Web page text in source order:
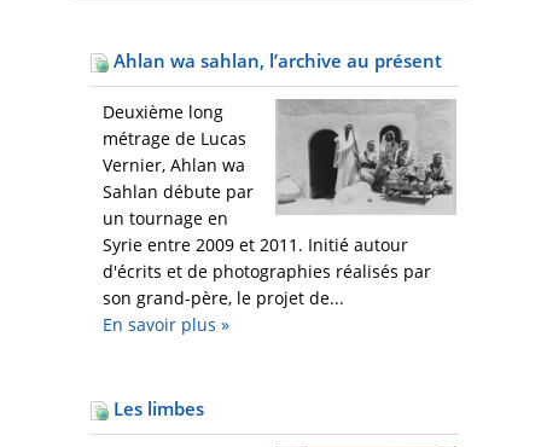
Ahlan wa sahlan, l’archive au présent
Deuxième long
métrage de Lucas
Vernier, Ahlan wa
Sahlan débute par
un tournage en
Syrie entre 2009 et 2011. Initié autour
d'écrits et de photographies réalisés par
son grand-père, le projet de...
En savoir plus »
Les limbes